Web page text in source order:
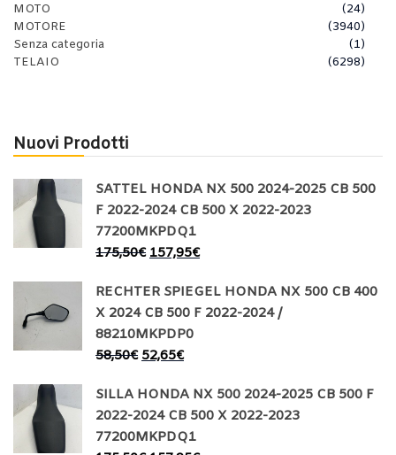
MOTO
(24)
MOTORE
(3940)
Senza categoria
(1)
TELAIO
(6298)
Nuovi Prodotti
SATTEL HONDA NX 500 2024-2025 CB 500
F 2022-2024 CB 500 X 2022-2023
77200MKPDQ1
175,50€ 157,95€
RECHTER SPIEGEL HONDA NX 500 CB 400
X 2024 CB 500 F 2022-2024 /
88210MKPDP0
58,50€ 52,65€
SILLA HONDA NX 500 2024-2025 CB 500 F
2022-2024 CB 500 X 2022-2023
77200MKPDQ1